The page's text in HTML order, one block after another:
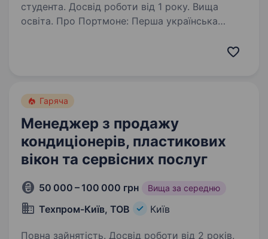
студента. Досвід роботи від 1 року. Вища
освіта. Про Портмоне: Перша українська
розвиває небанківські платіжні рішення з 2002
середнього бізнесу…
Гаряча
Менеджер з продажу
кондиціонерів, пластикових
вікон та сервісних послуг
50 000 – 100 000 грн Вища за середню
Техпром-Київ, ТОВ Київ
Повна зайнятість. Досвід роботи від 2 років.